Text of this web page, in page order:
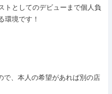
トとしてのデビューまで個人負
環境です！
で、本人の希望があれば別の店